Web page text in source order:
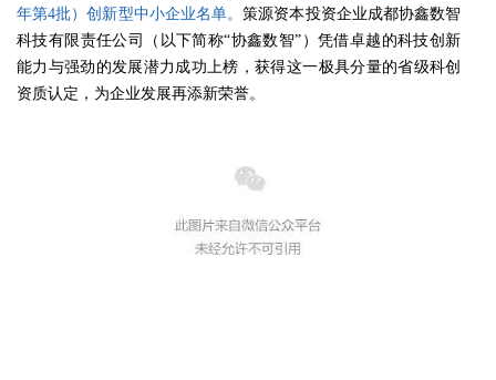
年第4批）创新型中小企业名单。策源资本投资企业成都协鑫数智
科技有限责任公司
（以下简称“协鑫数智”）凭借卓越的科技创新
能力 与强劲的发展潜力成功上榜，获得这一极具分量的省级科创
资质认定， 为企业发展再添新荣誉。